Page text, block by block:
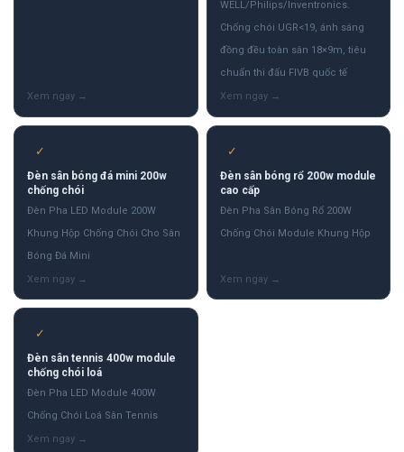
WELL/Philips/Inventronics.
Chống chói UGR<19, ánh sáng
đồng đều toàn sân 18×9m, tiêu
chuẩn thi đấu FIVB quốc tế
✓
Đèn sân bóng đá mini 200w
chống chói
Đèn Pha LED Module 200W
Khung Hộp Chống Chói Cho Sân
Bóng Đá Mini
✓
Đèn sân bóng rổ 200w module
cao cấp
Đèn Pha Sân Bóng Rổ 200W
Chống Chói Module Khung Hộp
✓
Đèn sân tennis 400w module
chống chói loá
Đèn Pha LED Module 400W
Chống Chói Loá Sân Tennis